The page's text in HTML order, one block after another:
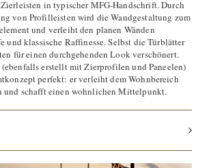
Ausbildung
In der Presse
Partner
Kontakt
in typischer MFG-Handschrift. Durch
von Profilleisten wird die Wandgestaltung zum
und verleiht den planen Wänden
und klassische Raffinesse. Selbst die Türblätter
für einen durchgehenden Look verschönert.
erstellt mit Zierprofilen und Paneelen)
perfekt: er verleiht dem Wohnbereich
und schafft einen wohnlichen Mittelpunkt.